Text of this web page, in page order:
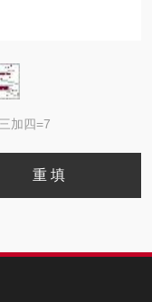
加四=7